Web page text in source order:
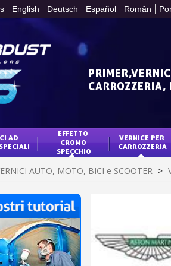
English Deutsch Español Român
AD
EFFETTO
CROMO
SPECCHIO
VERNICE PER
CARROZZERIA
AUTO, MOTO, BICI e SCOOTER >